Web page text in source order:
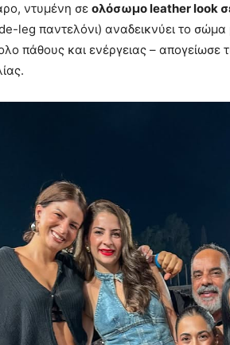
ντυμένη σε ολόσωμο leather look
leg παντελόνι) αναδεικνύει το
πάθους και ενέργειας – απογείωσε